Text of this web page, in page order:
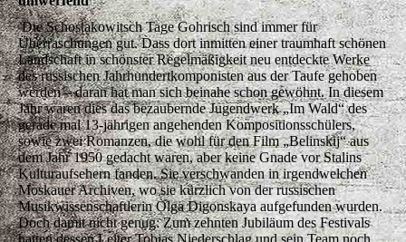
Die Schostakowitsch Tage Gohrisch sind immer für
Überraschungen gut. Dass dort inmitten einer traumhaft schönen
Landschaft in schönster Regelmäßigkeit neu entdeckte Werke
des russischen Jahrhundertkomponisten aus der Taufe gehoben
werden – daran hat man sich beinahe schon gewöhnt. In diesem
Jahr waren dies das bezaubernde Jugendwerk „Im Wald“ des
gerade mal 13-jährigen angehenden Kompositionsschülers,
sowie zwei Romanzen, die wohl für den Film „Belinskij“ aus
dem Jahr 1950 gedacht waren, aber keine Gnade vor Stalins
Kulturaufsehern fanden. Sie verschwanden in irgendwelchen
Moskauer Archiven, wo sie kürzlich von der russischen
Musikwissenschaftlerin Olga Digonskaya aufgefunden wurden.
Doch damit nicht genug: Zum zehnten Jubiläum des Festivals
hatten dessen Leiter Tobias Niederschlag und sein Team noch